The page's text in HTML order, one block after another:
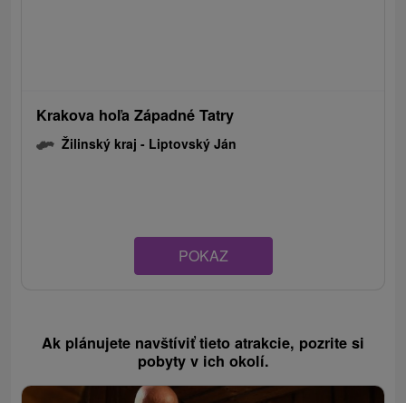
Krakova hoľa Západné Tatry
Žilinský kraj - Liptovský Ján
POKAZ
Ak plánujete navštíviť tieto atrakcie, pozrite si
pobyty v ich okolí.